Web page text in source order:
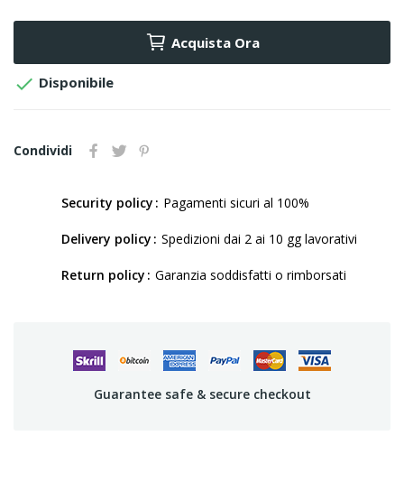
Acquista Ora
 Disponibile
Condividi
Security policy Pagamenti sicuri al 100%
Delivery policy Spedizioni dai 2 ai 10 gg lavorativi
Return policy Garanzia soddisfatti o rimborsati
Guarantee safe & secure checkout